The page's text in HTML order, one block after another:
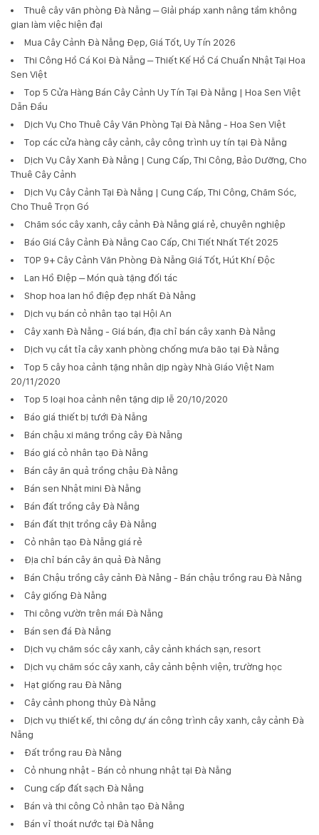
Thuê cây văn phòng Đà Nẵng – Giải pháp xanh nâng tầm không
gian làm việc hiện đại
Mua Cây Cảnh Đà Nẵng Đẹp, Giá Tốt, Uy Tín 2026
Thi Công Hồ Cá Koi Đà Nẵng – Thiết Kế Hồ Cá Chuẩn Nhật Tại Hoa
Sen Việt
Top 5 Cửa Hàng Bán Cây Cảnh Uy Tín Tại Đà Nẵng | Hoa Sen Việt
Dẫn Đầu
Dịch Vụ Cho Thuê Cây Văn Phòng Tại Đà Nẵng - Hoa Sen Việt
Top các cửa hàng cây cảnh, cây công trình uy tín tại Đà Nẵng
Dịch Vụ Cây Xanh Đà Nẵng | Cung Cấp, Thi Công, Bảo Dưỡng, Cho
Thuê Cây Cảnh
Dịch Vụ Cây Cảnh Tại Đà Nẵng | Cung Cấp, Thi Công, Chăm Sóc,
Cho Thuê Trọn Gó
Chăm sóc cây xanh, cây cảnh Đà Nẵng giá rẻ, chuyên nghiệp
Báo Giá Cây Cảnh Đà Nẵng Cao Cấp, Chi Tiết Nhất Tết 2025
TOP 9+ Cây Cảnh Văn Phòng Đà Nẵng Giá Tốt, Hút Khí Độc
Lan Hồ Điệp – Món quà tặng đối tác
Shop hoa lan hồ điệp đẹp nhất Đà Nẵng
Dịch vụ bán cỏ nhân tạo tại Hội An
Cây xanh Đà Nẵng - Giá bán, địa chỉ bán cây xanh Đà Nẵng
Dịch vụ cắt tỉa cây xanh phòng chống mưa bão tại Đà Nẵng
Top 5 cây hoa cảnh tặng nhân dịp ngày Nhà Giáo Việt Nam
20/11/2020
Top 5 loại hoa cảnh nên tặng dịp lễ 20/10/2020
Báo giá thiết bị tưới Đà Nẵng
Bán chậu xi măng trồng cây Đà Nẵng
Báo giá cỏ nhân tạo Đà Nẵng
Bán cây ăn quả trồng chậu Đà Nẵng
Bán sen Nhật mini Đà Nẵng
Bán đất trồng cây Đà Nẵng
Bán đất thịt trồng cây Đà Nẵng
Cỏ nhân tạo Đà Nẵng giá rẻ
Địa chỉ bán cây ăn quả Đà Nẵng
Bán Chậu trồng cây cảnh Đà Nẵng - Bán chậu trồng rau Đà Nẵng
Cây giống Đà Nẵng
Thi công vườn trên mái Đà Nẵng
Bán sen đá Đà Nẵng
Dịch vụ chăm sóc cây xanh, cây cảnh khách sạn, resort
Dịch vụ chăm sóc cây xanh, cây cảnh bệnh viện, trường học
Hạt giống rau Đà Nẵng
Cây cảnh phong thủy Đà Nẵng
Dịch vụ thiết kế, thi công dự án công trình cây xanh, cây cảnh Đà
Nẵng
Đất trồng rau Đà Nẵng
Cỏ nhung nhật - Bán cỏ nhung nhật tại Đà Nẵng
Cung cấp đất sạch Đà Nẵng
Bán và thi công Cỏ nhân tạo Đà Nẵng
Bán vỉ thoát nước tại Đà Nẵng